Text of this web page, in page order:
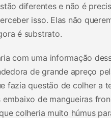
diferentes e não é
isso. Elas não
é substrato.
com uma informação
de grande apreço
fazia questão de colher a
embaixo de mangueiras
colheria muito húmus